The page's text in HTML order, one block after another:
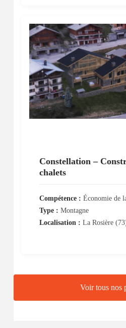
Constellation –
chalets
Compétence : Économie de
Type : Montagne
Localisation : La Rosière
Voir tous nos